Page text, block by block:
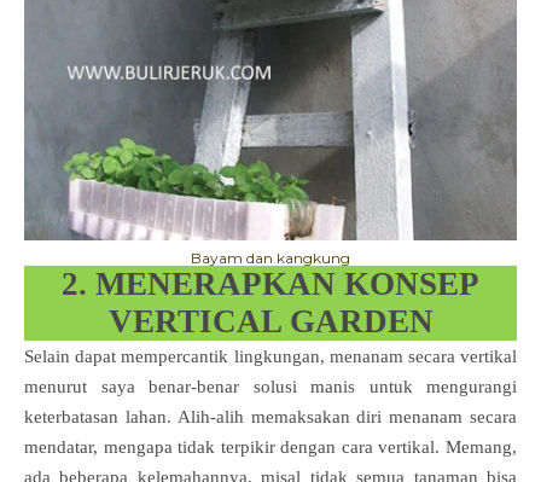
Bayam dan kangkung
2. MENERAPKAN KONSEP
VERTICAL GARDEN
Selain dapat mempercantik lingkungan, menanam secara vertikal
menurut saya benar-benar solusi manis untuk mengurangi
keterbatasan lahan. Alih-alih memaksakan diri menanam secara
mendatar, mengapa tidak terpikir dengan cara vertikal. Memang,
ada beberapa kelemahannya, misal tidak semua tanaman bisa